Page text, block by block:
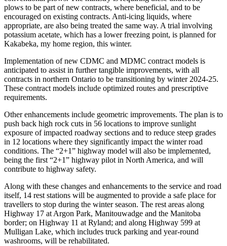
plows to be part of new contracts, where beneficial, and to be
encouraged on existing contracts. Anti-icing liquids, where
appropriate, are also being treated the same way. A trial involving
potassium acetate, which has a lower freezing point, is planned for
Kakabeka, my home region, this winter.
Implementation of new CDMC and MDMC contract models is
anticipated to assist in further tangible improvements, with all
contracts in northern Ontario to be transitioning by winter 2024-25.
These contract models include optimized routes and prescriptive
requirements.
Other enhancements include geometric improvements. The plan is to
push back high rock cuts in 56 locations to improve sunlight
exposure of impacted roadway sections and to reduce steep grades
in 12 locations where they significantly impact the winter road
conditions. The “2+1” highway model will also be implemented,
being the first “2+1” highway pilot in North America, and will
contribute to highway safety.
Along with these changes and enhancements to the service and road
itself, 14 rest stations will be augmented to provide a safe place for
travellers to stop during the winter season. The rest areas along
Highway 17 at Argon Park, Manitouwadge and the Manitoba
border; on Highway 11 at Ryland; and along Highway 599 at
Mulligan Lake, which includes truck parking and year-round
washrooms, will be rehabilitated.